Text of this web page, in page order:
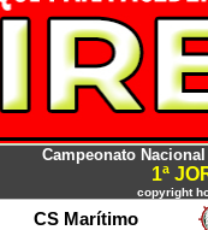
Campeonato
1ª
copyright
CS Marítimo